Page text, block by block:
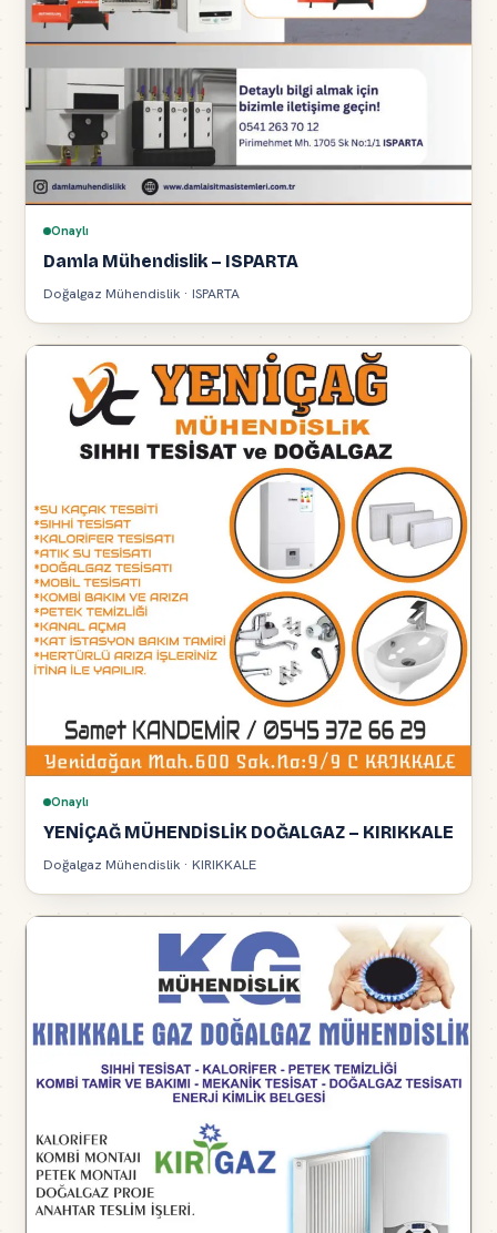
Onaylı
Damla Mühendislik – ISPARTA
Doğalgaz Mühendislik · ISPARTA
Onaylı
YENİÇAĞ MÜHENDİSLİK DOĞALGAZ – KIRIKKALE
Doğalgaz Mühendislik · KIRIKKALE